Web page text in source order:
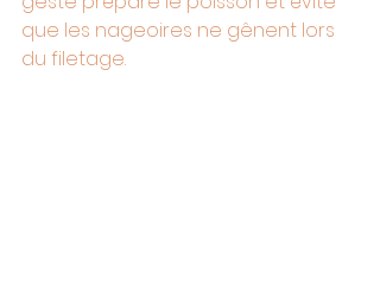
que les nageoires ne gênent lors
du filetage.